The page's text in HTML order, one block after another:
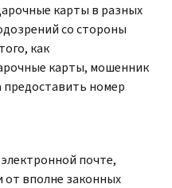
карты в разных
со стороны
как
карты, мошенник
номер
почте,
от вполне законных